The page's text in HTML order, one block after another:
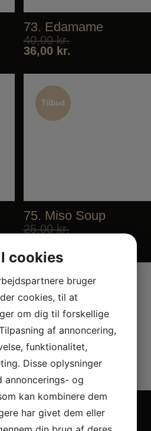
73. Edamame
40,00kr.
36,00 kr.
Tilbud
Tilbud
75. Miso Soup
25,00kr.
Tilbud
Tilbud
77. Yakitori Stick
25,00kr.
cookies
bruger
cookies, til at
om dig til forskellige
af annoncering,
funktionalitet,
Disse oplysninger
annoncerings- og
kan kombinere dem
har givet dem eller